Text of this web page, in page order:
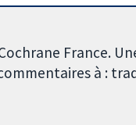
France.
à :